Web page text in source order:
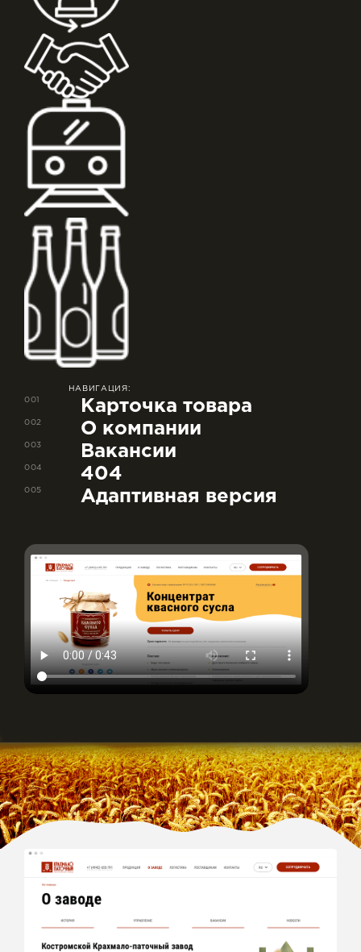
НАВИГАЦИЯ:
001
Карточка товара
002 О компании
003 Вакансии
004 404
005 Адаптивная версия